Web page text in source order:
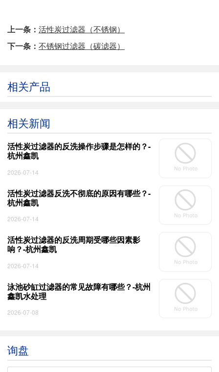
上一条： 活性炭过滤器（不锈钢）
下一条： 不锈钢过滤器（碳滤器）
相关产品
相关新闻
活性炭过滤器的反洗操作步骤是怎样的？-
杭州鑫凯
2026-07-14
活性炭过滤器反洗不彻底的原因有哪些？-
杭州鑫凯
2026-07-14
活性炭过滤器的反洗周期受哪些因素影
响？-杭州鑫凯
2026-07-14
泳池砂缸过滤器的常见故障有哪些？-杭州
鑫凯水处理
2026-07-08
询盘